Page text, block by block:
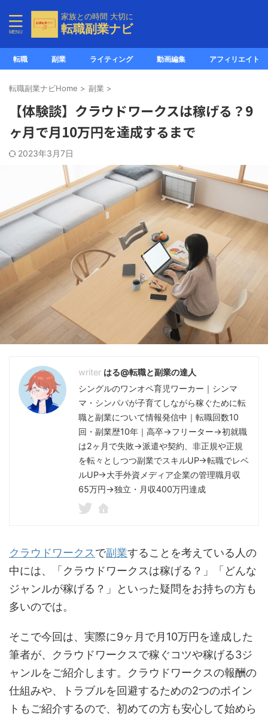
家族との時間 大切に
転職副業ナビ
転職 副業 ライティング 動画編集 アフィリエイト
転職副業ナビHome > 副業 >
【体験談】クラウドワークスは稼げる？9
ヶ月で月10万円を達成するまで
2023年3月7日
はる@転職と副業の達人
シングルのワンオペ育児ワーカー｜シンマ
マ・シンパパが子育てしながら稼ぐために転
職と副業について情報発信中｜転職回数10
回・副業歴10年｜高卒→フリーター→初就職
は2ヶ月で失敗→派遣や契約、非正規や正規
を転々としつつ副業でスキルUP→転職でレベ
ルUP→大手外資メディア企業の管理職月収
65万円→独立・月収400万円達成
クラウドワークスで副業することを考えている人の
中には、「クラウドワークスは稼げる？」「どんな
ジャンルが稼げる？」といった疑問をお持ちの方も
多いのでは。
そこで今回は、実際に9ヶ月で月10万円を達成した
筆者が、クラウドワークスで稼ぐコツや稼げる3ジ
ャンルをご紹介します。クラウドワークスの報酬の
仕組みや、トラブルを回避するための2つのポイン
トもご紹介するので、初めての方も安心して始めら